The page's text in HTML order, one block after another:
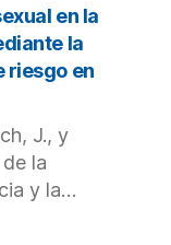
en la
la
riesgo en
J., y
la
y la…